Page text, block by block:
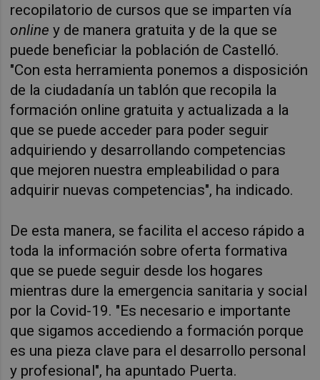
recopilatorio de cursos que se imparten vía
onliney de manera gratuita y de la que se
puede beneficiar la población de Castelló.
"Con esta herramienta ponemos a disposición
de la ciudadanía un tablón que recopila la
formación online gratuita y actualizada a la
que se puede acceder para poder seguir
adquiriendo y desarrollando competencias
que mejoren nuestra empleabilidad o para
adquirir nuevas competencias", ha indicado.
De esta manera, se facilita el acceso rápido a
toda la información sobre oferta formativa
que se puede seguir desde los hogares
mientras dure la emergencia sanitaria y social
por la Covid-19. "Es necesario e importante
que sigamos accediendo a formación porque
es una pieza clave para el desarrollo personal
y profesional", ha apuntado Puerta.